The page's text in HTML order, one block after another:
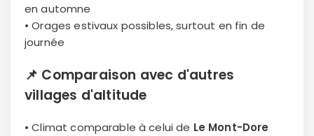
en automne
• Orages estivaux possibles, surtout en fin de
journée
📌 Comparaison avec d'autres
villages d'altitude
• Climat comparable à celui de Le Mont-Dore